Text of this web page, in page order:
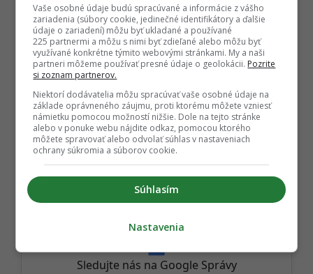
n
i
ĎALEJ
TAGY:
LETNÁ SEZÓNA , LETO 2026
ZÁHORIE, ZMRZLINA
Sledujte nás na Google Správy
Vaše osobné údaje budú spracúvané a informácie z vášho
zariadenia (súbory cookie, jedinečné identifikátory a ďalšie
údaje o zariadení) môžu byť ukladané a používané
225 partnermi a môžu s nimi byť zdieľané alebo môžu byť
využívané konkrétne týmito webovými stránkami. My a naši
partneri môžeme používať presné údaje o geolokácii. Pozrite
si zoznam partnerov.
Niektorí dodávatelia môžu spracúvať vaše osobné údaje na
základe oprávneného záujmu, proti ktorému môžete vzniesť
námietku pomocou možností nižšie. Dole na tejto stránke
alebo v ponuke webu nájdite odkaz, pomocou ktorého
môžete spravovať alebo odvolať súhlas v nastaveniach
ochrany súkromia a súborov cookie.
Súhlasím
Nastavenia